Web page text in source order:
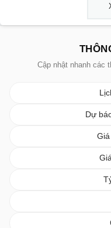
Cập nhật nhanh các
Dự